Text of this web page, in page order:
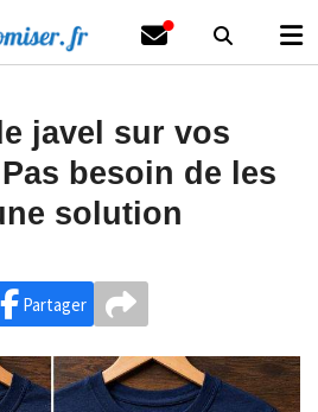
javel sur vos
besoin de les
solution
Partager